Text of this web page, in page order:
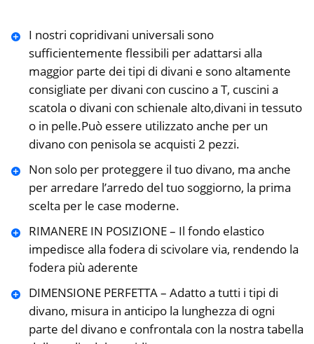
I nostri copridivani universali sono
sufficientemente flessibili per adattarsi alla
maggior parte dei tipi di divani e sono altamente
consigliate per divani con cuscino a T, cuscini a
scatola o divani con schienale alto,divani in tessuto
o in pelle.Può essere utilizzato anche per un
divano con penisola se acquisti 2 pezzi.
Non solo per proteggere il tuo divano, ma anche
per arredare l’arredo del tuo soggiorno, la prima
scelta per le case moderne.
RIMANERE IN POSIZIONE – Il fondo elastico
impedisce alla fodera di scivolare via, rendendo la
fodera più aderente
DIMENSIONE PERFETTA – Adatto a tutti i tipi di
divano, misura in anticipo la lunghezza di ogni
parte del divano e confrontala con la nostra tabella